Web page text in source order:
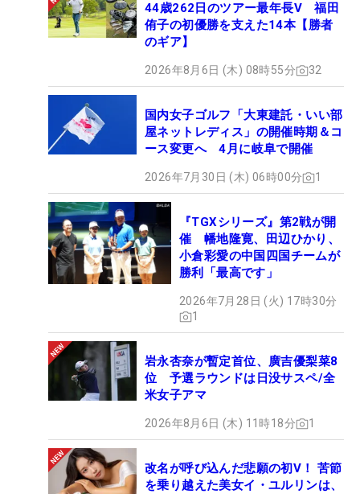
44歳262日のツアー最年長V 福田
侑子の初優勝を支えた14本【勝者
のギア】
2026年8月6日 (木) 08時55分 32
国内女子ゴルフ「大東建託・いい部
屋ネットレディス」の開催時期＆コ
ース変更へ 4月に岐阜で開催
2026年7月30日 (木) 06時00分 1
『TGXシリーズ』第2戦が開
催 幡地隆寛、田辺ひかり、
小倉彩愛の中国四国チームが
勝利「最高です」
2026年7月28日 (火) 17時30分
1
岩永杏奈が暫定首位、廣吉優梨菜8
位 予選ラウンドは日没サスペ/全
米女子アマ
2026年8月6日 (木) 11時18分 1
改名が呼び込んだ悲願の初V！ 苦節
を乗り越えた美女イ・ユルリンは、